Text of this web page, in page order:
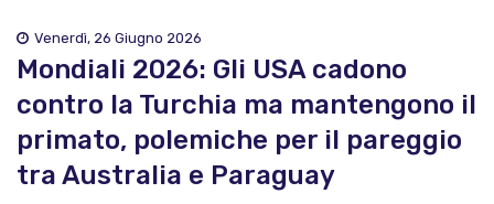
Venerdì, 26 Giugno 2026
Mondiali 2026: Gli USA cadono
contro la Turchia ma mantengono il
primato, polemiche per il pareggio
tra Australia e Paraguay